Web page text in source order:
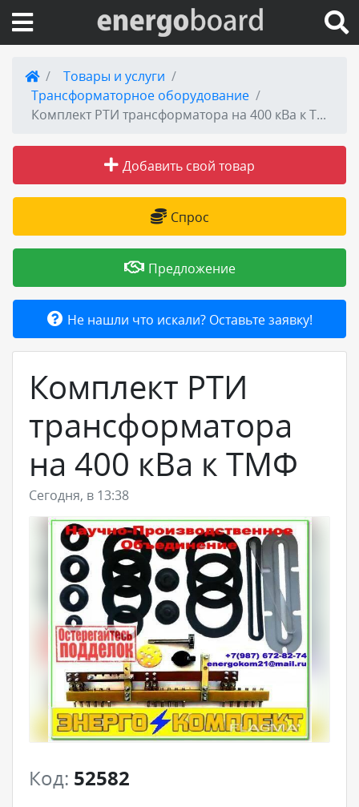
Вход на сайт
Поиск по сайту
Публикации
Справка
Товары и услуги
Добавить товар или услугу
Товары и услуги
Трансформаторное оборудование
Комплект РТИ трансформатора на 400 кВа к ТМФ
Добавить свой товар
Спрос
Предложение
Не нашли что искали? Оставьте заявку!
Комплект РТИ
трансформатора
на 400 кВа к ТМФ
Сегодня, в 13:38
Код: 52582